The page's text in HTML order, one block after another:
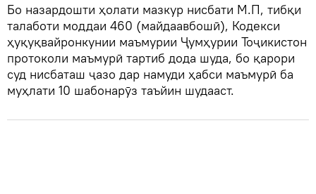
Бо назардошти ҳолати мазкур нисбати М.П, тибқи
талаботи моддаи 460 (майдаавбошӣ), Кодекси
ҳуқуқвайронкунии маъмурии Ҷумҳурии Тоҷикистон
протоколи маъмурӣ тартиб дода шуда, бо қарори
суд нисбаташ ҷазо дар намуди ҳабси маъмурӣ ба
муҳлати 10 шабонарӯз таъйин шудааст.